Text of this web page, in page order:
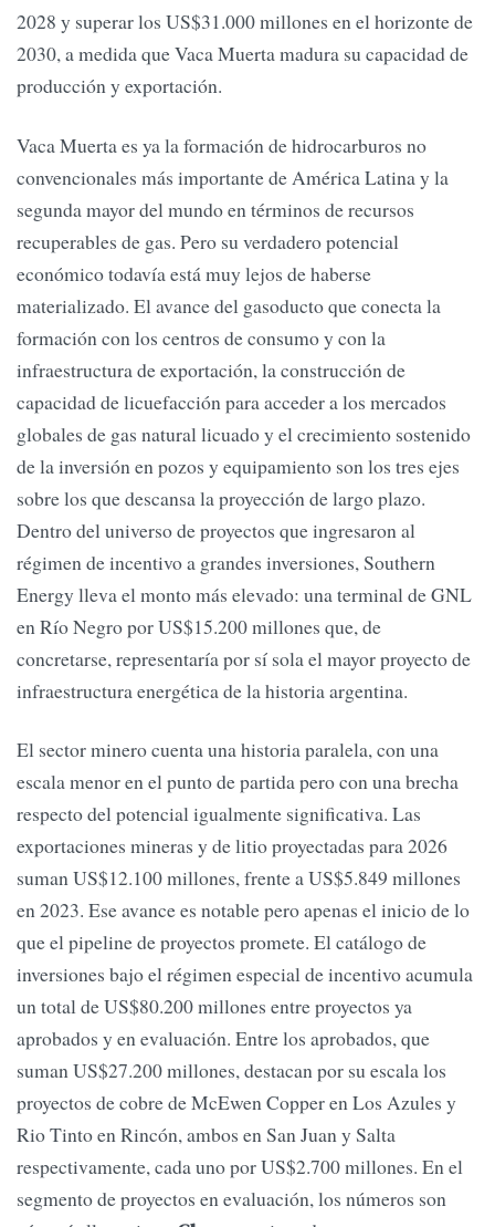
2028 y superar los US$31.000 millones en el horizonte de
2030, a medida que Vaca Muerta madura su capacidad de
producción y exportación.
Vaca Muerta es ya la formación de hidrocarburos no
convencionales más importante de América Latina y la
segunda mayor del mundo en términos de recursos
recuperables de gas. Pero su verdadero potencial
económico todavía está muy lejos de haberse
materializado. El avance del gasoducto que conecta la
formación con los centros de consumo y con la
infraestructura de exportación, la construcción de
capacidad de licuefacción para acceder a los mercados
globales de gas natural licuado y el crecimiento sostenido
de la inversión en pozos y equipamiento son los tres ejes
sobre los que descansa la proyección de largo plazo.
Dentro del universo de proyectos que ingresaron al
régimen de incentivo a grandes inversiones, Southern
Energy lleva el monto más elevado: una terminal de GNL
en Río Negro por US$15.200 millones que, de
concretarse, representaría por sí sola el mayor proyecto de
infraestructura energética de la historia argentina.
El sector minero cuenta una historia paralela, con una
escala menor en el punto de partida pero con una brecha
respecto del potencial igualmente significativa. Las
exportaciones mineras y de litio proyectadas para 2026
suman US$12.100 millones, frente a US$5.849 millones
en 2023. Ese avance es notable pero apenas el inicio de lo
que el pipeline de proyectos promete. El catálogo de
inversiones bajo el régimen especial de incentivo acumula
un total de US$80.200 millones entre proyectos ya
aprobados y en evaluación. Entre los aprobados, que
suman US$27.200 millones, destacan por su escala los
proyectos de cobre de McEwen Copper en Los Azules y
Rio Tinto en Rincón, ambos en San Juan y Salta
respectivamente, cada uno por US$2.700 millones. En el
segmento de proyectos en evaluación, los números son